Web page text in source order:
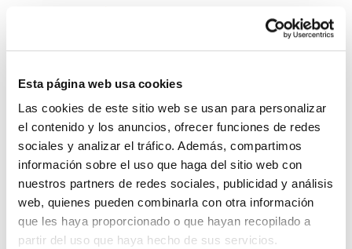
Esta página web usa cookies
Las cookies de este sitio web se usan para personalizar
el contenido y los anuncios, ofrecer funciones de redes
sociales y analizar el tráfico. Además, compartimos
información sobre el uso que haga del sitio web con
nuestros partners de redes sociales, publicidad y análisis
web, quienes pueden combinarla con otra información
que les haya proporcionado o que hayan recopilado a
partir del uso que haya hecho de sus servicios.
Landeia 49
Landeia 49.PDF11.5 MB
POLÍTICA DE COOKIES
CANAL DE INFORMACIÓN
POLÍTICA DE PRIVACIDAD
MAPA DEL SITIO
ACCESIBILIDAD